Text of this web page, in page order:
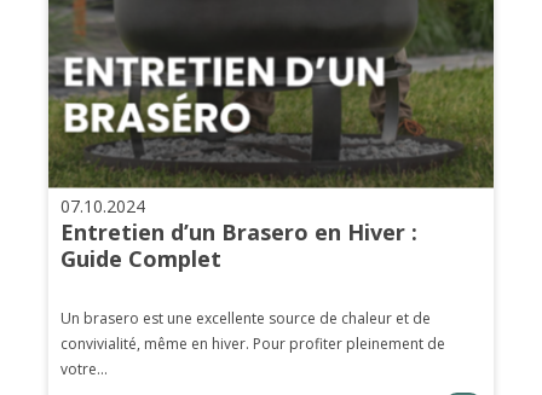
07.10.2024
Entretien d’un Brasero en Hiver :
Guide Complet
Un brasero est une excellente source de chaleur et de
convivialité, même en hiver. Pour profiter pleinement de
votre...